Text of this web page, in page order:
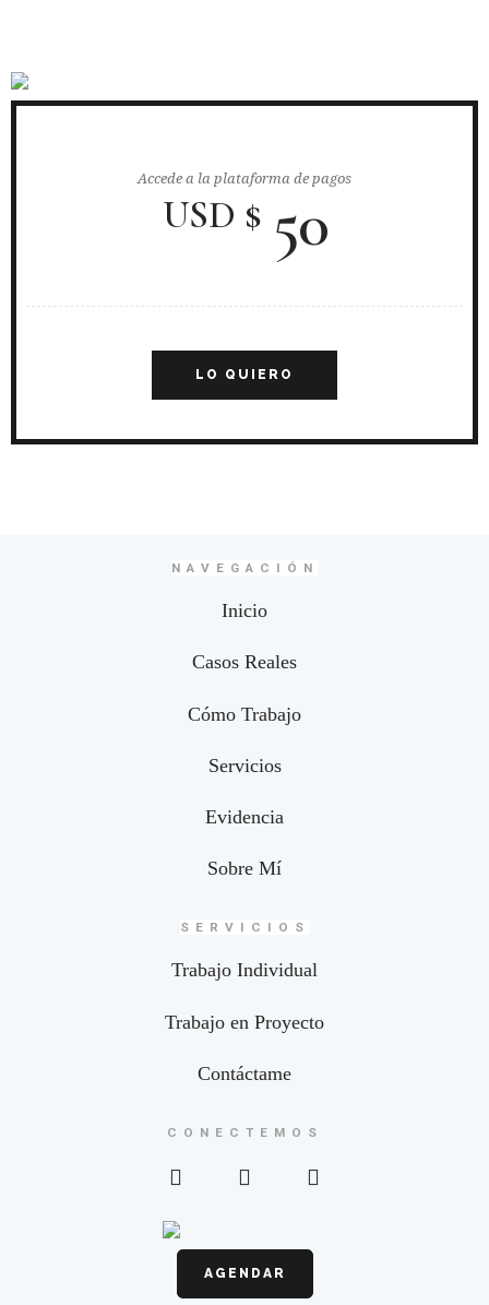
Accede a la plataforma de pagos
USD $ 50
LO QUIERO
NAVEGACIÓN
Inicio
Casos Reales
Cómo Trabajo
Servicios
Evidencia
Sobre Mí
SERVICIOS
Trabajo Individual
Trabajo en Proyecto
Contáctame
CONECTEMOS
AGENDAR